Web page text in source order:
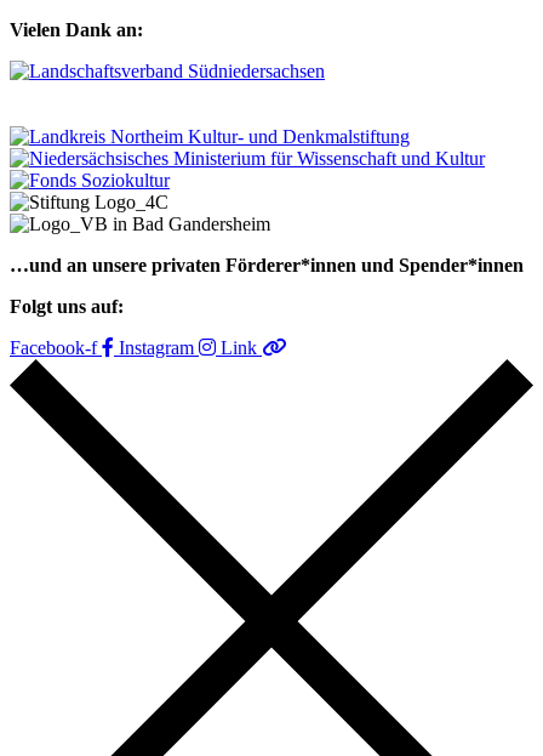
Vielen Dank an:
…und an unsere privaten Förderer*innen und Spender*innen
Folgt uns auf:
Facebook-f
Instagram Link